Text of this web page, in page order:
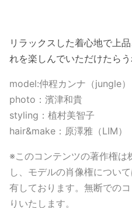
リラックスした着心地で上
れを楽しんでいただけたらう
model:仲程カンナ（jungle）
photo：濱津和貴
styling：植村美智子
hair&make：原澤雅（LIM）
※このコンテンツの著作権は
し、モデルの肖像権につい
有しております。無断での
りいたします。